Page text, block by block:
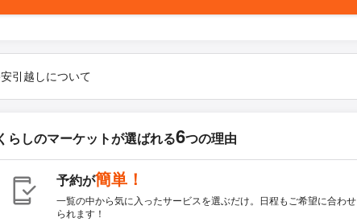
引越しについて
らしのマーケットが選ばれる6つの理由
予約が簡単！
一覧の中から気に入ったサービスを選ぶだけ。日程もご希望に合わせ
られます！